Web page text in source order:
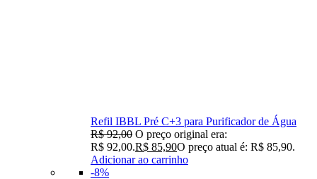
Refil IBBL Pré C+3 para Purificador de Água
R$92,00 O preço original era:
R$ 92,00.R$ 85,90O preço atual é: R$ 85,90.
Adicionar ao carrinho
-8%